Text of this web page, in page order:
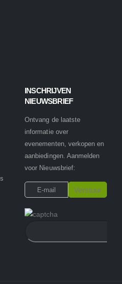
INSCHRIJVEN
NIEUWSBRIEF
Ontvang de laatste
informatie over
evenementen, verkopen en
aanbiedingen. Aanmelden
voor Nieuwsbrief: